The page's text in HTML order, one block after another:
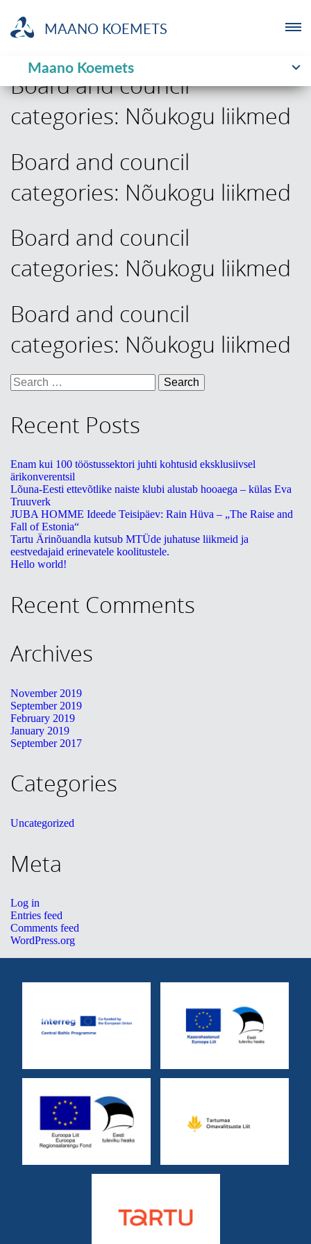
MAANO KOEMETS
ETTEVÕTJA
MTÜ
NOORTELABOR
INVESTOR
TUTVUSTUS
UUDISED
KONTAKT
English
Maano Koemets
Board and council
categories: Nõukogu liikmed
Board and council
categories: Nõukogu liikmed
Board and council
categories: Nõukogu liikmed
Board and council
categories: Nõukogu liikmed
Search
for:
Recent Posts
Enam kui 100 tööstussektori juhti kohtusid eksklusiivsel
ärikonverentsil
Lõuna-Eesti ettevõtlike naiste klubi alustab hooaega – külas Eva
Truuverk
JUBA HOMME Ideede Teisipäev: Rain Hüva – „The Raise and
Fall of Estonia“
Tartu Ärinõuandla kutsub MTÜde juhatuse liikmeid ja
eestvedajaid erinevatele koolitustele.
Hello world!
Recent Comments
Archives
November 2019
September 2019
February 2019
January 2019
September 2017
Categories
Uncategorized
Meta
Log in
Entries feed
Comments feed
WordPress.org